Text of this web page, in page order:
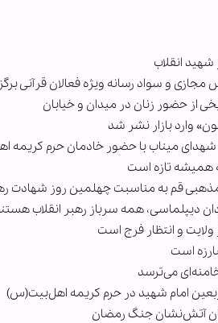
انقلاب
و سواد رسانه ویژه فعالان قرآنی
از حضور زنان در میدان و خیابان
وارد بازار نشر شد
شهدای میناب با حضور خادمان حرم
همیشه تازه است
قم به مناسبت چهلمین روز شهادت
دیپلماسی، همه سرباز رهبر انقلاب
و انتظار فرج است
است
می‌ترسد
امام شهید در حرم کریمه اهل‌بیت(س)
آتش‌نشان جنگ رمضان